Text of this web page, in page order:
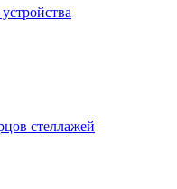
стеллажей